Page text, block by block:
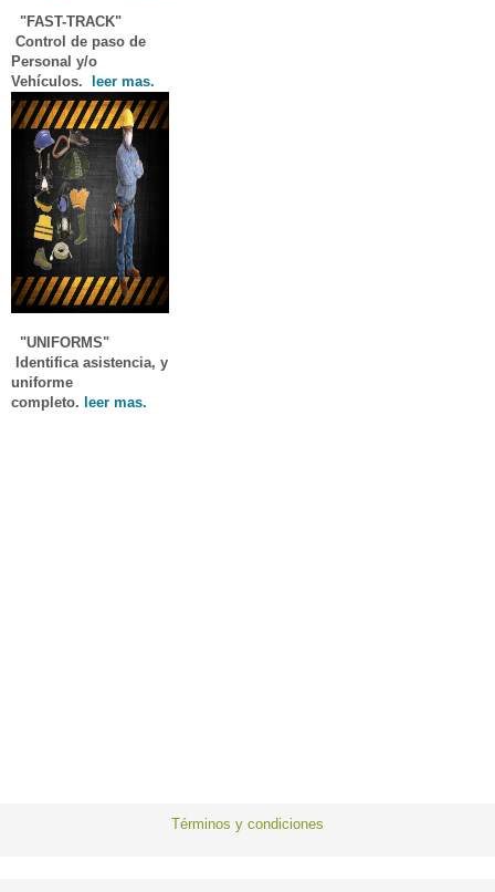
"FAST-TRACK"
Control de paso de
Personal y/o
Vehículos.
leer mas.
"UNIFORMS"
Identifica asistencia, y
uniforme
completo. leer mas.
Términos y condiciones